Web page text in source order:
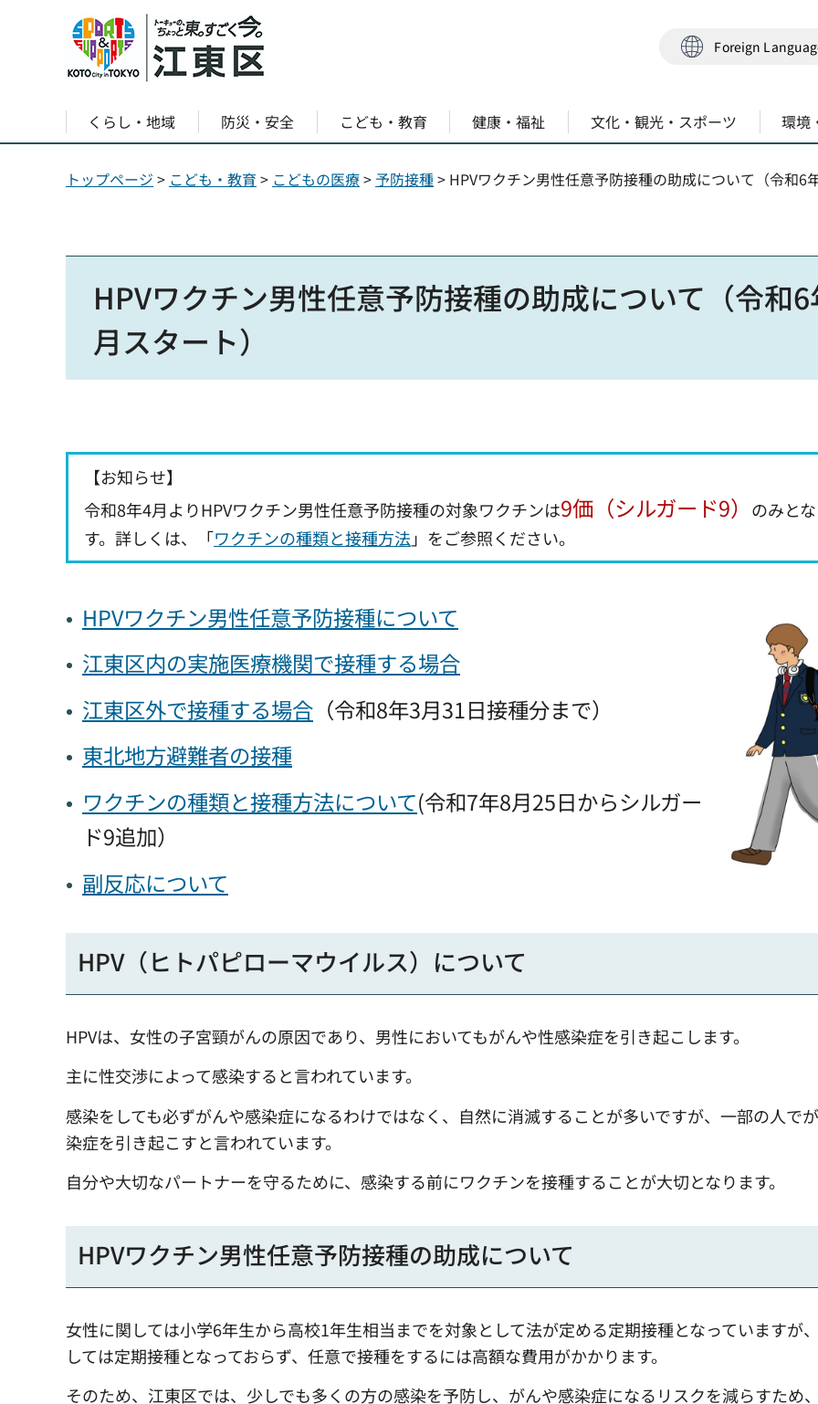
Foreign
くらし・地域 防災・安全 こども・教育 健康・福祉 文化・観光・スポーツ 環境
トップページ > こども・教育 > こどもの医療>予防接種 > HPVワクチン男性任意予防接種の助成について（令和6
HPVワクチン男性任意予防接種の助成について（令和
月スタート）
【お知らせ】
令和8年4月よりHPVワクチン男性任意予防接種の対象ワクチンは9価（シルガード9）
のみと
す。詳しくは、「ワクチンの種類と接種方法 」をご参照ください。
HPVワクチン男性任意予防接種について
江東区内の実施医療機関で接種する場合
江東区外で接種する場合 （令和8年3月31日接種分まで）
東北地方避難者の接種
ワクチンの種類と接種方法について(令和7年8月25日からシルガー
ド9追加）
副反応について
HPV（ヒトパピローマウイルス）について
HPVは、女性の子宮頸がんの原因であり、男性においてもがんや性感染症を引き起こします。
主に性交渉によって感染すると言われています。
感染をしても必ずがんや感染症になるわけではなく、自然に消滅することが多いですが、一部の人で
染症を引き起こすと言われています。
自分や大切なパートナーを守るために、感染する前にワクチンを接種することが大切となります。
HPVワクチン男性任意予防接種の助成について
女性に関しては小学6年生から高校1年生相当までを対象として法が定める定期接種となっていますが
しては定期接種となっておらず、任意で接種をするには高額な費用がかかります。
そのため、江東区では、少しでも多くの方の感染を予防し、がんや感染症になるリスクを減らすため